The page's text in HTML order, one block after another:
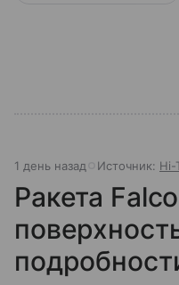
1 день назад Источник: Hi-
Ракета